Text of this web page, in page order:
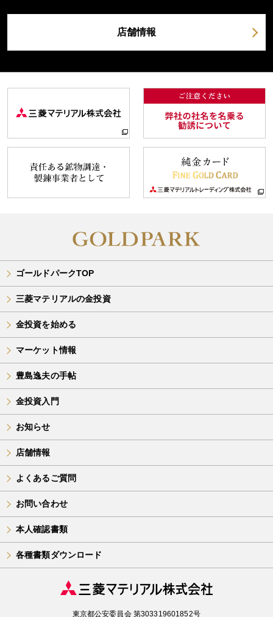
店舗情報
ゴールドパークTOP
三菱マテリアルの金投資
金投資を始める
マーケット情報
豊島逸夫の手帖
金投資入門
お知らせ
店舗情報
よくあるご質問
お問い合わせ
本人確認書類
各種書類ダウンロード
東京都公安委員会 第303319601852号